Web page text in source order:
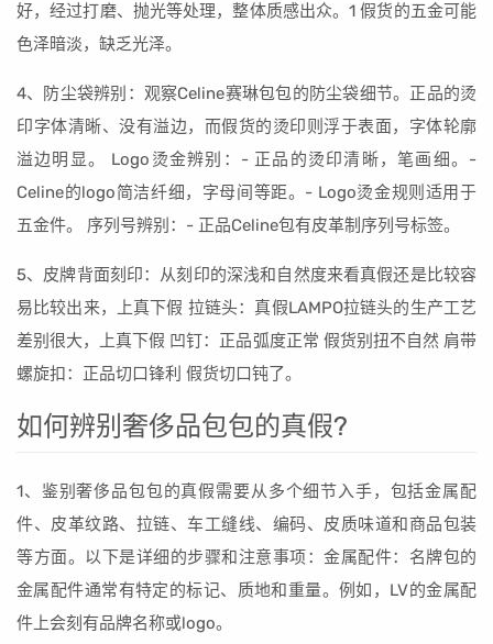
好，经过打磨、抛光等处理，整体质感出众。1 假货的五金可能
色泽暗淡，缺乏光泽。
4、防尘袋辨别：观察Celine赛琳包包的防尘袋细节。正品的烫
印字体清晰、没有溢边，而假货的烫印则浮于表面，字体轮廓
溢边明显。 Logo烫金辨别：- 正品的烫印清晰，笔画细。-
Celine的logo简洁纤细，字母间等距。- Logo烫金规则适用于
五金件。 序列号辨别：- 正品Celine包有皮革制序列号标签。
5、皮牌背面刻印：从刻印的深浅和自然度来看真假还是比较容
易比较出来，上真下假 拉链头：真假LAMPO拉链头的生产工艺
差别很大，上真下假 凹钉：正品弧度正常 假货别扭不自然 肩带
螺旋扣：正品切口锋利 假货切口钝了。
如何辨别奢侈品包包的真假?
1、鉴别奢侈品包包的真假需要从多个细节入手，包括金属配
件、皮革纹路、拉链、车工缝线、编码、皮质味道和商品包装
等方面。以下是详细的步骤和注意事项：金属配件：名牌包的
金属配件通常有特定的标记、质地和重量。例如，LV的金属配
件上会刻有品牌名称或logo。